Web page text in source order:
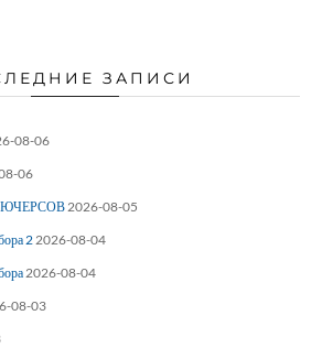
ЗАПИСИ
08-06
06
2026-08-05
2 2026-08-04
2026-08-04
08-03